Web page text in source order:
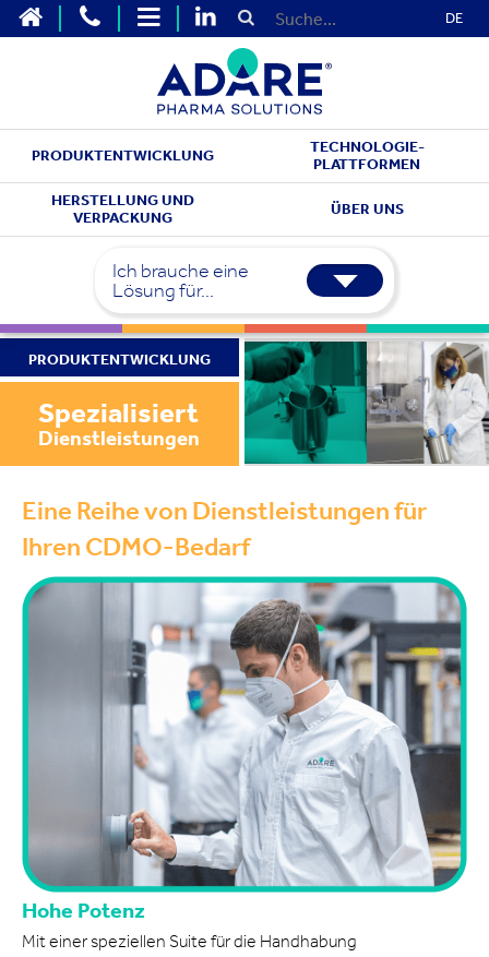
DE
PRODUKTENTWICKLUNG
TECHNOLOGIE-
PLATTFORMEN
HERSTELLUNG UND
VERPACKUNG
ÜBER UNS
Ich brauche eine
Lösung für...
PRODUKTENTWICKLUNG
Spezialisiert
Dienstleistungen
Eine Reihe von Dienstleistungen für
Ihren CDMO-Bedarf
Hohe Potenz
Mit einer speziellen Suite für die Handhabung